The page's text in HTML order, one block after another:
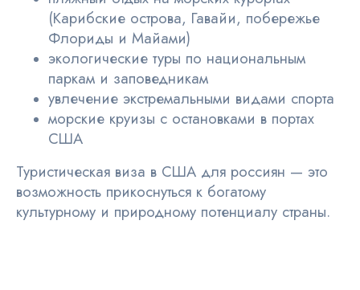
(Карибские острова, Гавайи, побережье
Флориды и Майами)
экологические туры по национальным
паркам и заповедникам
увлечение экстремальными видами спорта
морские круизы с остановками в портах
США
Туристическая виза в США для россиян — это
возможность прикоснуться к богатому
культурному и природному потенциалу страны.